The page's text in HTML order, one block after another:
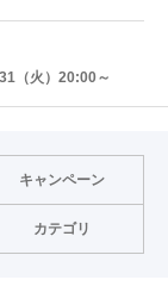
（火）20:00～
キャンペーン
カテゴリ